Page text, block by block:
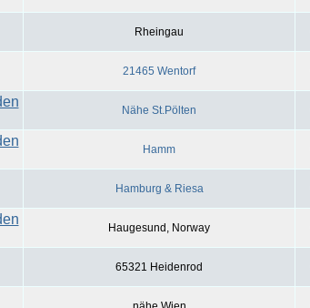
Rheingau
21465 Wentorf
Nähe St.Pölten
Hamm
Hamburg & Riesa
Haugesund, Norway
65321 Heidenrod